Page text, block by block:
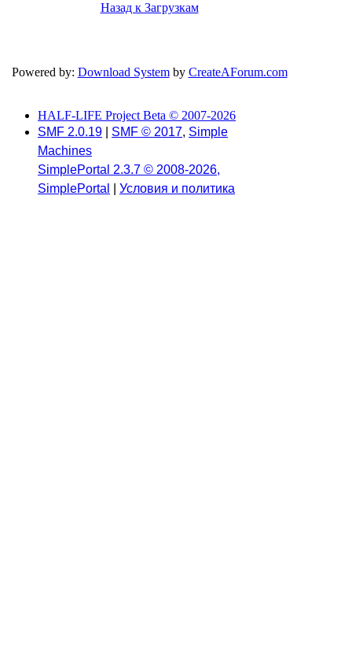
Назад к Загрузкам
Powered by: Download Systemby CreateAForum.com
HALF-LIFE Project Beta © 2007-2026
SMF 2.0.19
SMF © 2017, Simple
Machines
SimplePortal 2.3.7 © 2008-2026,
SimplePortal
Условия и политика